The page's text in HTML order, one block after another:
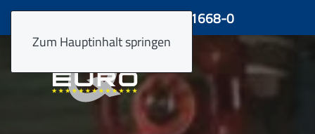
Zum Hauptinhalt springen
24 h Hotline +49 4921 91668-0